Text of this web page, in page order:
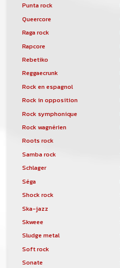
Punta rock
Queercore
Raga rock
Rapcore
Rebetiko
Reggaecrunk
Rock en espagnol
Rock in opposition
Rock symphonique
Rock wagnérien
Roots rock
Samba rock
Schlager
Séga
Shock rock
Ska-jazz
Skweee
Sludge metal
Soft rock
Sonate